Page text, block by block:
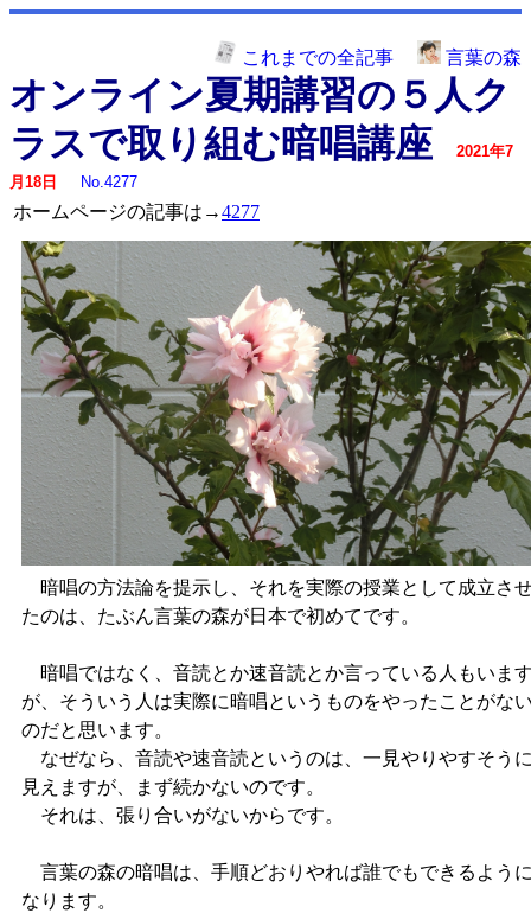
これまでの全記事 言葉の森
オンライン夏期講習の５人ク
ラスで取り組む暗唱講座
2021年7
月18日
No.4277
ホームページの記事は→4277
暗唱の方法論を提示し、それを実際の授業として成立さ
たのは、たぶん言葉の森が日本で初めてです。
暗唱ではなく、音読とか速音読とか言っている人もいま
が、そういう人は実際に暗唱というものをやったことがな
のだと思います。
なぜなら、音読や速音読というのは、一見やりやすそう
見えますが、まず続かないのです。
それは、張り合いがないからです。
言葉の森の暗唱は、手順どおりやれば誰でもできるよう
なります。